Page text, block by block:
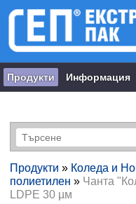
Продукти Информация
Продукти » Коледа и
полиетилен » Чанта
LDPE 30 µм